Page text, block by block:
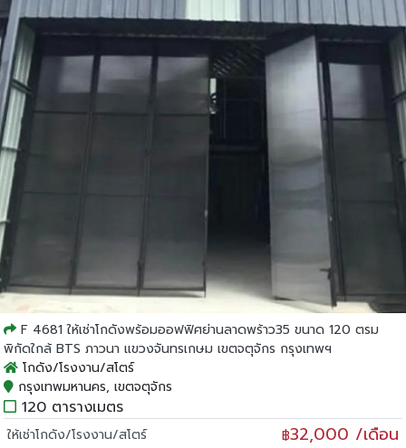
F 4681 ให้เช่าโกดังพร้อมออฟฟิศย่านลาดพร้าว35 ขนาด 120 ตรม
พิกัดใกล้ BTS ภาวนา แขวงจันทรเกษม เขตจตุจักร กรุงเทพฯ
โกดัง/โรงงาน/สโตร์
กรุงเทพมหานคร, เขตจตุจักร
120 ตารางเมตร
ให้เช่าโกดัง/โรงงาน/สโตร์ ฿32,000 /เดือน